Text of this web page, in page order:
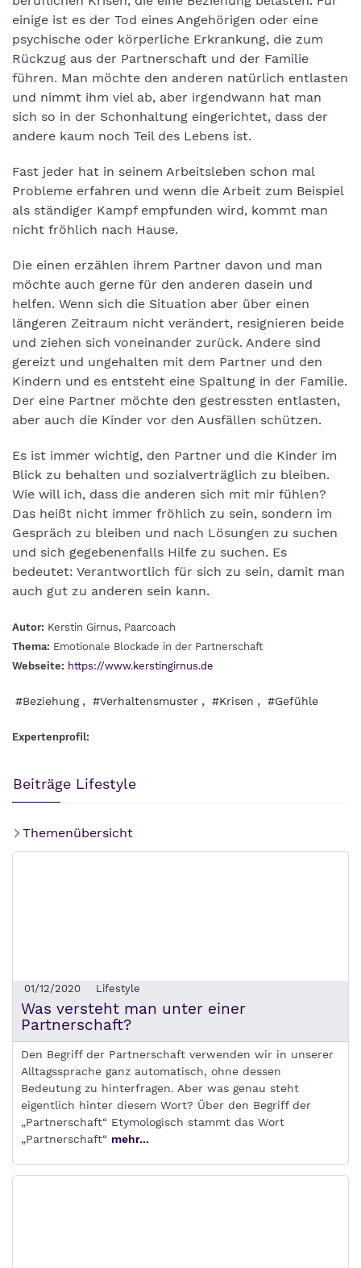
einige ist es der Tod eines Angehörigen oder eine
psychische oder körperliche Erkrankung, die zum
Rückzug aus der Partnerschaft und der Familie
führen. Man möchte den anderen natürlich entlasten
und nimmt ihm viel ab, aber irgendwann hat man
sich so in der Schonhaltung eingerichtet, dass der
andere kaum noch Teil des Lebens ist.
Fast jeder hat in seinem Arbeitsleben schon mal
Probleme erfahren und wenn die Arbeit zum Beispiel
als ständiger Kampf empfunden wird, kommt man
nicht fröhlich nach Hause.
Die einen erzählen ihrem Partner davon und man
möchte auch gerne für den anderen dasein und
helfen. Wenn sich die Situation aber über einen
längeren Zeitraum nicht verändert, resignieren beide
und ziehen sich voneinander zurück. Andere sind
gereizt und ungehalten mit dem Partner und den
Kindern und es entsteht eine Spaltung in der Familie.
Der eine Partner möchte den gestressten entlasten,
aber auch die Kinder vor den Ausfällen schützen.
Es ist immer wichtig, den Partner und die Kinder im
Blick zu behalten und sozialverträglich zu bleiben.
Wie will ich, dass die anderen sich mit mir fühlen?
Das heißt nicht immer fröhlich zu sein, sondern im
Gespräch zu bleiben und nach Lösungen zu suchen
und sich gegebenenfalls Hilfe zu suchen. Es
bedeutet: Verantwortlich für sich zu sein, damit man
auch gut zu anderen sein kann.
Autor: Kerstin Girnus, Paarcoach
Thema: Emotionale Blockade in der Partnerschaft
Webseite: https://www.kerstingirnus.de
#Beziehung , #Verhaltensmuster , #Krisen , #Gefühle
Expertenprofil:
Beiträge Lifestyle
Themenübersicht
01/12/2020 Lifestyle
Was versteht man unter einer
Partnerschaft?
Den Begriff der Partnerschaft verwenden wir in unserer
Alltagssprache ganz automatisch, ohne dessen
Bedeutung zu hinterfragen. Aber was genau steht
eigentlich hinter diesem Wort? Über den Begriff der
„Partnerschaft“ Etymologisch stammt das Wort
„Partnerschaft“ mehr...